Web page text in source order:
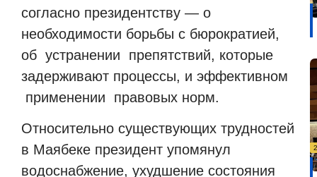
согласно президентству — о
необходимости борьбы с бюрократией,
об устранении
препятствий, которые
задерживают процессы, и эффективном
применении
правовых норм.
Относительно существующих трудностей
в Маябеке президент упомянул
водоснабжение, ухудшение состояния